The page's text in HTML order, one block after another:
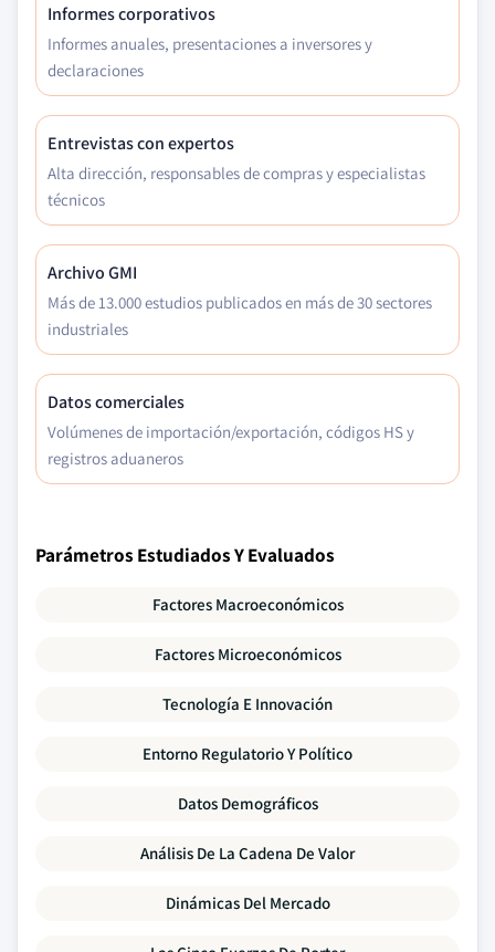
Informes corporativos
Informes anuales, presentaciones a inversores y
declaraciones
Entrevistas con expertos
Alta dirección, responsables de compras y especialistas
técnicos
Archivo GMI
Más de 13.000 estudios publicados en más de 30 sectores
industriales
Datos comerciales
Volúmenes de importación/exportación, códigos HS y
registros aduaneros
Parámetros Estudiados Y Evaluados
Factores Macroeconómicos
Factores Microeconómicos
Tecnología E Innovación
Entorno Regulatorio Y Político
Datos Demográficos
Análisis De La Cadena De Valor
Dinámicas Del Mercado